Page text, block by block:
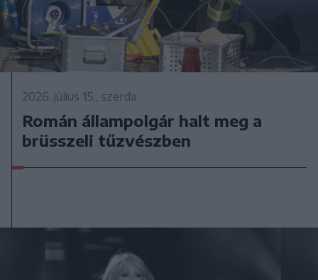
2026. július 15., szerda
Román állampolgár halt meg a
brüsszeli tűzvészben